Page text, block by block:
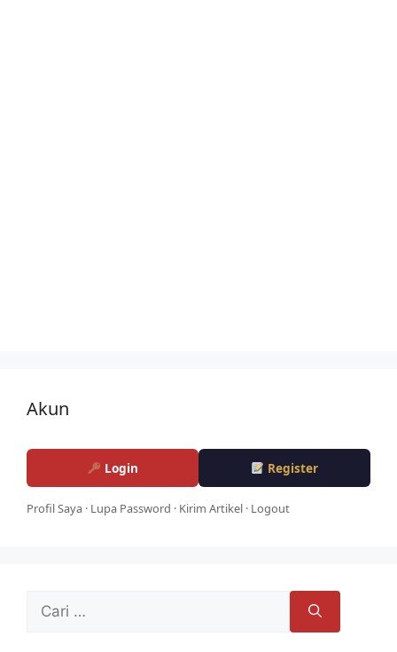
Akun
Login Register
Profil Saya · Lupa Password · Kirim Artikel · Logout
Cari